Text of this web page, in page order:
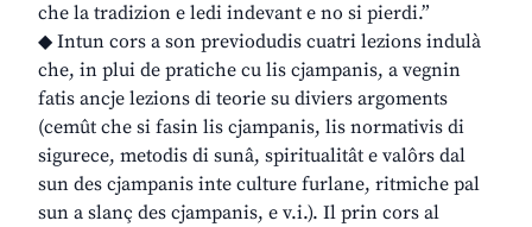
che la tradizion e ledi indevant e no si pierdi.”
◆ Intun cors a son previodudis cuatri lezions indulà
che, in plui de pratiche cu lis cjampanis, a vegnin
fatis ancje lezions di teorie su diviers argoments
(cemût che si fasin lis cjampanis, lis normativis di
sigurece, metodis di sunâ, spiritualitât e valôrs dal
sun des cjampanis inte culture furlane, ritmiche pal
sun a slanç des cjampanis, e v.i.). Il prin cors al